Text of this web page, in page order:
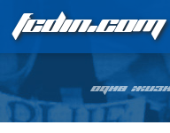
FCDIN.COM
ОДНА